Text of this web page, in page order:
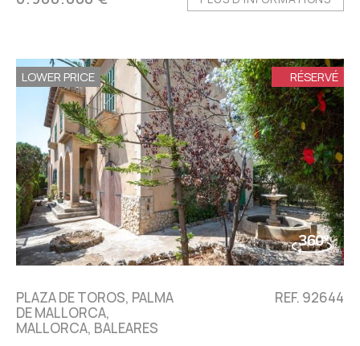
LOWER PRICE RÉSERVÉ
PLAZA DE TOROS, PALMA
DE MALLORCA,
MALLORCA, BALEARES
REF. 92644